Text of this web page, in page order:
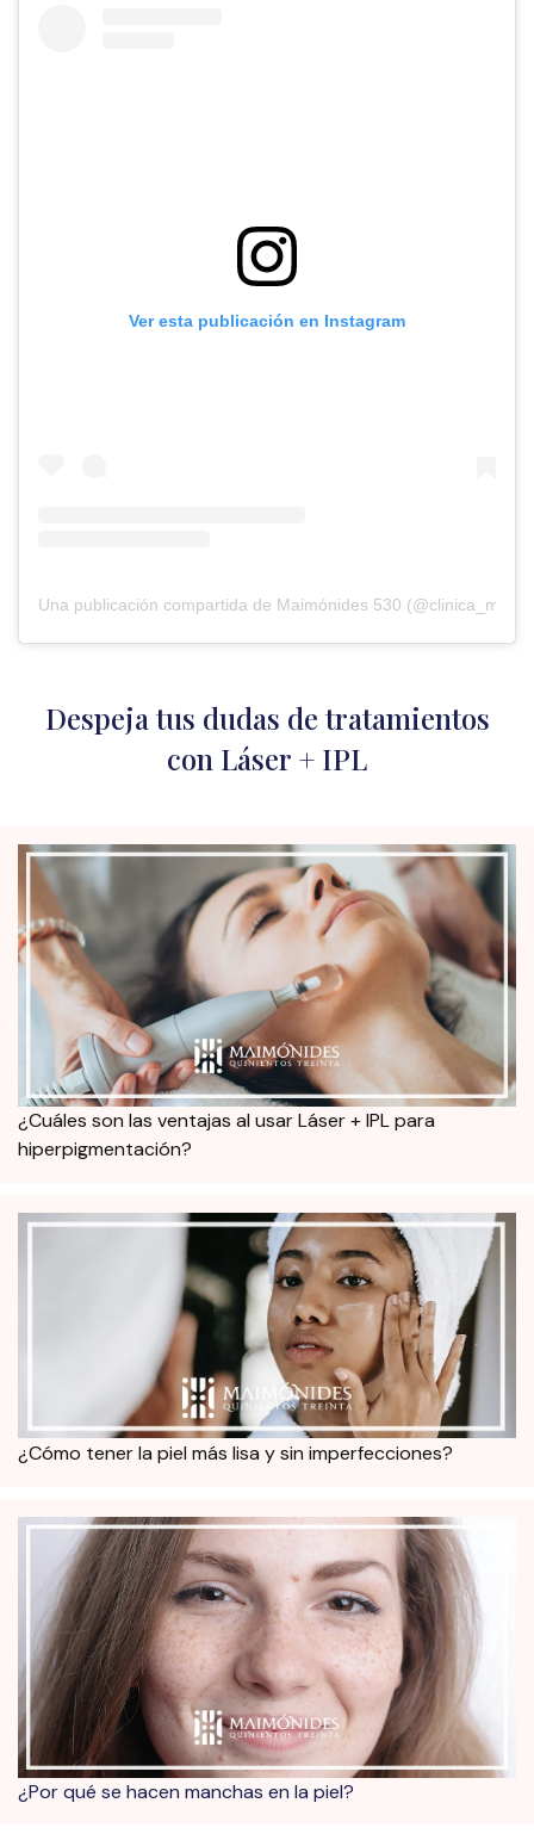
Ver esta publicación en Instagram
Una publicación compartida de Maimónides 530
Despeja tus dudas de tratamientos
con Láser + IPL
¿Cuáles son las ventajas al usar Láser + IPL para
hiperpigmentación?
¿Cómo tener la piel más lisa y sin imperfecciones?
¿Por qué se hacen manchas en la piel?